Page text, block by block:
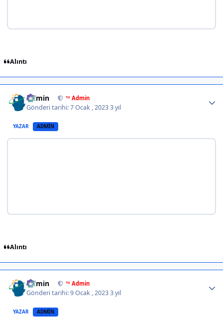
Alıntı
Admin ™ Admin
Gönderi tarihi:7 Ocak , 20233 yıl
YAZAR ADMIN
Alıntı
Admin ™ Admin
Gönderi tarihi:9 Ocak , 20233 yıl
YAZAR ADMIN